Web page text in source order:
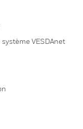
VESDAnet